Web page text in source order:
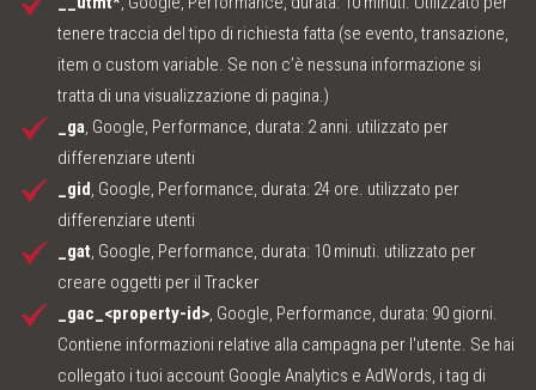
tenere traccia del tipo di richiesta fatta (se evento, transazione,
item o custom variable. Se non c’è nessuna informazione si
tratta di una visualizzazione di pagina.)
_ga , Google, Performance, durata: 2 anni. utilizzato per
differenziare utenti
_gid , Google, Performance, durata: 24 ore. utilizzato per
differenziare utenti
_gat , Google, Performance, durata: 10 minuti. utilizzato per
creare oggetti per il Tracker
_gac_<property-id>, Google, Performance, durata: 90 giorni.
Contiene informazioni relative alla campagna per l'utente. Se hai
collegato i tuoi account Google Analytics e AdWords, i tag di